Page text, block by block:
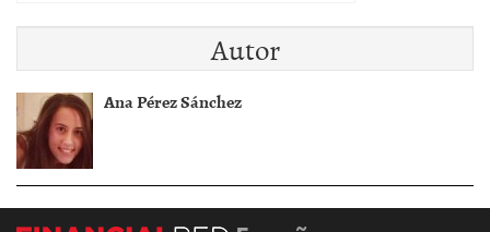
Autor
Ana Pérez Sánchez